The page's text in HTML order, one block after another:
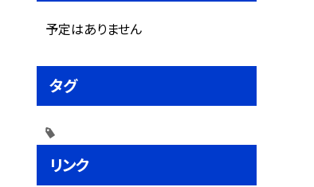
予定はありません
タグ
リンク